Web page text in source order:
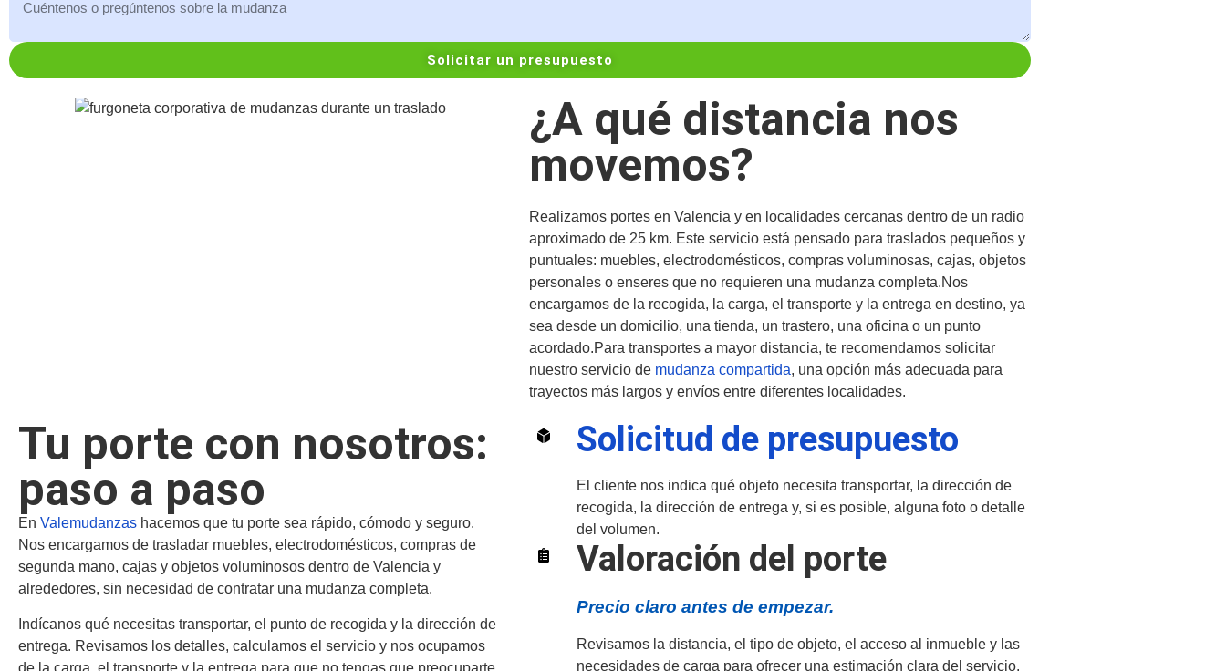
Solicitar un presupuesto
¿A qué distancia nos
movemos?
Realizamos portes en Valencia y en localidades cercanas dentro de un radio
aproximado de 25 km. Este servicio está pensado para traslados pequeños y
puntuales: muebles, electrodomésticos, compras voluminosas, cajas, objetos
personales o enseres que no requieren una mudanza completa.Nos
encargamos de la recogida, la carga, el transporte y la entrega en destino, ya
sea desde un domicilio, una tienda, un trastero, una oficina o un punto
acordado.Para transportes a mayor distancia, te recomendamos solicitar
nuestro servicio de mudanza compartida, una opción más adecuada para
trayectos más largos y envíos entre diferentes localidades.
Tu porte con nosotros:
paso a paso
En Valemudanzas hacemos que tu porte sea rápido, cómodo y seguro.
Nos encargamos de trasladar muebles, electrodomésticos, compras de
segunda mano, cajas y objetos voluminosos dentro de Valencia y
alrededores, sin necesidad de contratar una mudanza completa.
Indícanos qué necesitas transportar, el punto de recogida y la dirección de
entrega. Revisamos los detalles, calculamos el servicio y nos ocupamos
de la carga, el transporte y la entrega para que no tengas que preocuparte
Solicitud de presupuesto
El cliente nos indica qué objeto necesita transportar, la dirección de
recogida, la dirección de entrega y, si es posible, alguna foto o detalle
del volumen.
Valoración del porte
Precio claro antes de empezar.
Revisamos la distancia, el tipo de objeto, el acceso al inmueble y las
necesidades de carga para ofrecer una estimación clara del servicio.